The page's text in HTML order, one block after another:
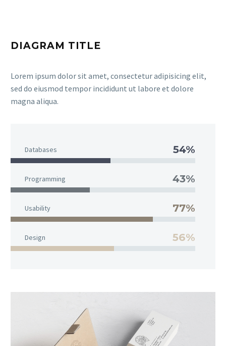
DIAGRAM TITLE
Lorem ipsum dolor sit amet, consectetur adipisicing elit,
sed do eiusmod tempor incididunt ut labore et dolore
magna aliqua.
Databases 54%
Programming 43%
Usability 77%
Design 56%